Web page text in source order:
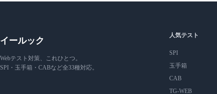
イールック
Webテスト対策、これひとつ。
SPI・玉手箱・CABなど全33種対応。
人気テスト
SPI
玉手箱
CAB
TG-WEB